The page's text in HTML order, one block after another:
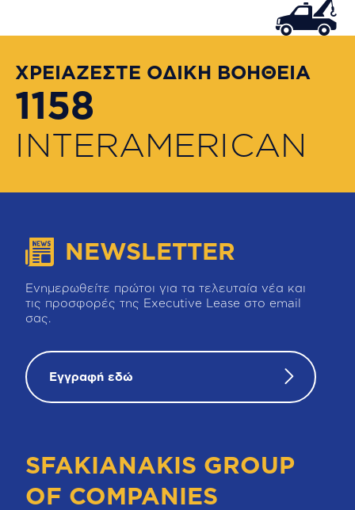
ΧΡΕΙΑΖΕΣΤΕ ΟΔΙΚΗ ΒΟΗΘΕΙΑ
1158
INTERAMERICAN
NEWSLETTER
Ενημερωθείτε πρώτοι για τα τελευταία νέα και
τις προσφορές της Executive Lease στο email
σας.
Εγγραφή εδώ
SFAKIANAKIS GROUP
OF COMPANIES